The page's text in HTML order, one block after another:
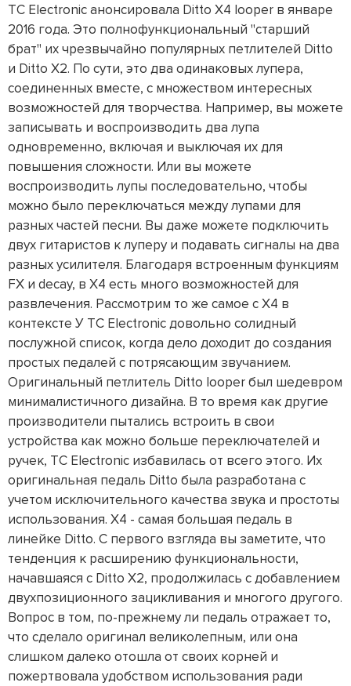
TC Electronic анонсировала Ditto X4 looper в январе
2016 года. Это полнофункциональный "старший
брат" их чрезвычайно популярных петлителей Ditto
и Ditto X2. По сути, это два одинаковых лупера,
соединенных вместе, с множеством интересных
возможностей для творчества. Например, вы можете
записывать и воспроизводить два лупа
одновременно, включая и выключая их для
повышения сложности. Или вы можете
воспроизводить лупы последовательно, чтобы
можно было переключаться между лупами для
разных частей песни. Вы даже можете подключить
двух гитаристов к луперу и подавать сигналы на два
разных усилителя. Благодаря встроенным функциям
FX и decay, в X4 есть много возможностей для
развлечения. Рассмотрим то же самое с X4 в
контексте У TC Electronic довольно солидный
послужной список, когда дело доходит до создания
простых педалей с потрясающим звучанием.
Оригинальный петлитель Ditto looper был шедевром
минималистичного дизайна. В то время как другие
производители пытались встроить в свои
устройства как можно больше переключателей и
ручек, TC Electronic избавилась от всего этого. Их
оригинальная педаль Ditto была разработана с
учетом исключительного качества звука и простоты
использования. X4 - самая большая педаль в
линейке Ditto. С первого взгляда вы заметите, что
тенденция к расширению функциональности,
начавшаяся с Ditto X2, продолжилась с добавлением
двухпозиционного зацикливания и многого другого.
Вопрос в том, по-прежнему ли педаль отражает то,
что сделало оригинал великолепным, или она
слишком далеко отошла от своих корней и
пожертвовала удобством использования ради